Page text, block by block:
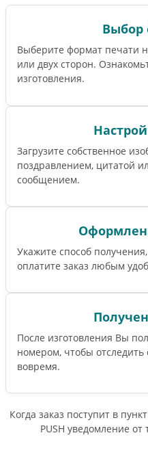
Выбор
Выберите формат печати
или двух сторон.
изготовления.
Загрузите собственное
поздравлением, цитатой
сообщением.
Укажите способ
оплатите заказ любым
После изготовления Вы
номером, чтобы отследить
вовремя.
Когда заказ поступит в
PUSH уведомление